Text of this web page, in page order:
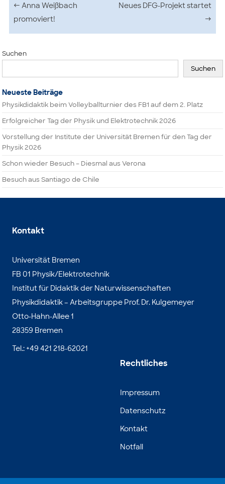
Beitragsnavigation
← Anna Weißbach
promoviert!
Neues DFG-Projekt startet
→
Suchen
Suchen
Neueste Beiträge
Physikdidaktik beim Volleyballturnier des FB1 auf dem 2. Platz
Erfolgreicher Tag der Physik und Elektrotechnik 2026
Vorstellung der Institute der Universität Bremen für den Tag der
Physik 2026
Schon wieder Besuch – Diesmal aus Verona
Besuch aus Santiago de Chile
Kontakt
Universität Bremen
FB 01 Physik/Elektrotechnik
Institut für Didaktik der Naturwissenschaften
Physikdidaktik – Arbeitsgruppe Prof. Dr. Kulgemeyer
Otto-Hahn-Allee 1
28359 Bremen
Tel.: +49 421 218-62021
Rechtliches
Impressum
Datenschutz
Kontakt
Notfall